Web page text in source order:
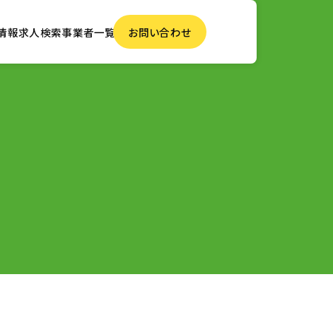
報求人検索事業者一覧 お問い合わせ